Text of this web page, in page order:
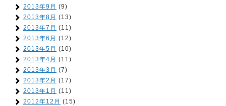
2013年9月 (9)
2013年8月 (13)
2013年7月 (11)
2013年6月 (12)
2013年5月 (10)
2013年4月 (11)
2013年3月 (7)
2013年2月 (17)
2013年1月 (11)
2012年12月 (15)